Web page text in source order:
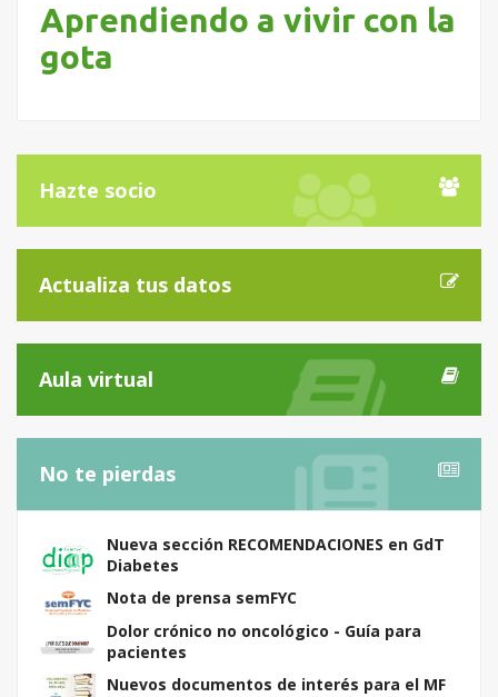
Aprendiendo a vivir con la
gota
Hazte socio
Actualiza tus datos
Aula virtual
No te pierdas
Nueva sección RECOMENDACIONES en GdT
Diabetes
Nota de prensa semFYC
Dolor crónico no oncológico - Guía para
pacientes
Nuevos documentos de interés para el MF